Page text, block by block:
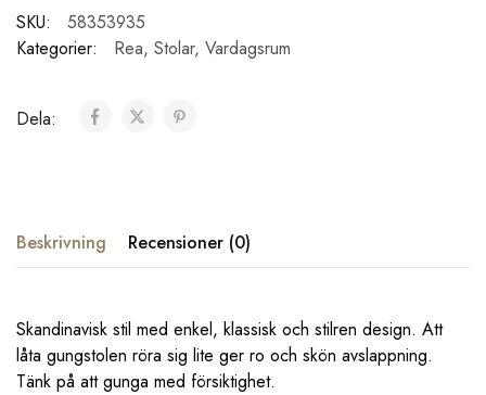
SKU:
58353935
Kategorier:
Rea, Stolar, Vardagsrum
Dela:
Beskrivning Recensioner (0)
Skandinavisk stil med enkel, klassisk och stilren design. Att
låta gungstolen röra sig lite ger ro och skön avslappning.
Tänk på att gunga med försiktighet.